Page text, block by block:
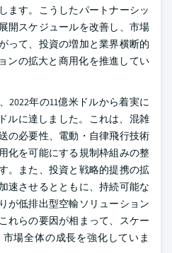
ます。こうしたパートナーシッ
開スケジュールを改善し、市場
って、投資の増加と業界横断的
ンの拡大と商用化を推進してい
2022年の11億米ドルから着実に
ルに達しました。これは、混雑
の必要性、電動・自律飛行技術
化を可能にする規制枠組みの整
。また、投資と戦略的提携の拡
速させるとともに、持続可能な
が低排出型空輸ソリューション
れらの要因が相まって、スケー
場全体の成長を強化していま